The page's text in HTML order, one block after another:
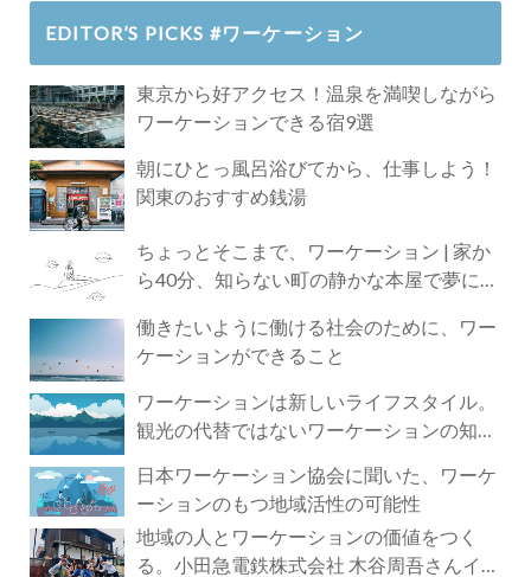
EDITOR’S PICKS #ワーケーション
東京から好アクセス！温泉を満喫しながら
ワーケーションできる宿9選
朝にひとっ風呂浴びてから、仕事しよう！
関東のおすすめ銭湯
ちょっとそこまで、ワーケーション | 家か
ら40分、知らない町の静かな本屋で夢に近
働きたいように働ける社会のために、ワー
ケーションができること
ワーケーションは新しいライフスタイル。
観光の代替ではないワーケーションの知ら
日本ワーケーション協会に聞いた、ワーケ
ーションのもつ地域活性の可能性
地域の人とワーケーションの価値をつく
る。小田急電鉄株式会社 木谷周吾さんイン